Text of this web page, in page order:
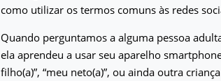
como utilizar os termos comuns às redes
Quando perguntamos a alguma pessoa
ela aprendeu a usar seu aparelho
filho(a)”, “meu neto(a)”, ou ainda outra